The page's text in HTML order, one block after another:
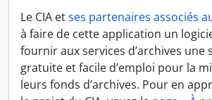
Le CIA etses partenaires associés
à faire de cette application un
fournir aux services d’archives une
gratuite et facile d’emploi pour la
leurs fonds d’archives. Pour en